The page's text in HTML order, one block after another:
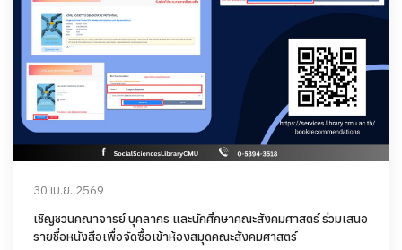
30 เม.ย. 2569
เชิญชวนคณาจารย์ บุคลากร และนักศึกษาคณะสังคมศาสตร์ ร่วมเสนอ
รายชื่อหนังสือเพื่อจัดซื้อเข้าห้องสมุดคณะสังคมศาสตร์